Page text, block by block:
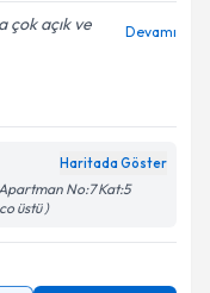
ilişkin
belirtilen
çok açık ve
Devamı
Haritada Göster
No:7 Kat:5
üstü )